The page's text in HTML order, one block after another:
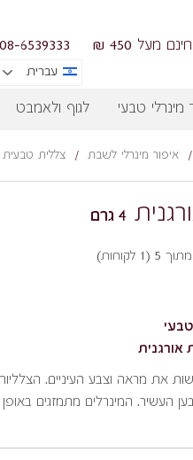
08-6539333 מעל 450 ₪
עברית
מינרלי טבעי לגוף ולאמבט
/ איפור מינרלי לשבת / צללית טבעית
4 גרם
את מראה וצבע העיניים.
העשיר. המינרלים מתמזגים באופן